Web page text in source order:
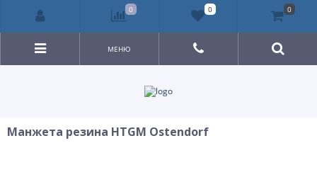
МЕНЮ
Манжета резина HTGM Ostendorf
0 0 0